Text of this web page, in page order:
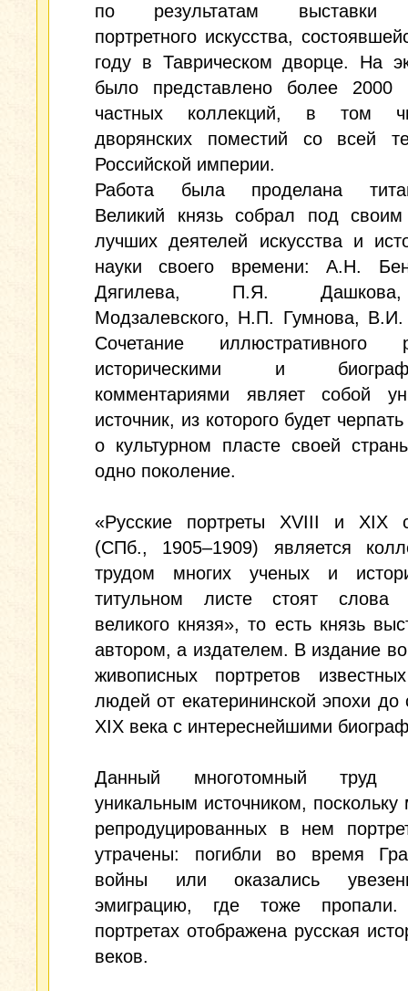
по результатам выставки
портретного искусства,
году в Таврическом дворце. На
было представлено более 2000
частных коллекций, в том
дворянских поместий со всей
Российской империи.
Работа была проделана
Великий князь собрал под
лучших деятелей искусства и
науки своего времени: А.Н.
Дягилева, П.Я.
Модзалевского, Н.П. Гумнова, В.И.
Сочетание
историческими и
комментариями являет собой
источник, из которого будет
о культурном пласте своей
одно поколение.
«Русские портреты XVIII и XIX
(СПб., 1905–1909) является
трудом многих ученых и
титульном листе стоят слова
великого князя», то есть князь
автором, а издателем. В издание
живописных портретов
людей от екатерининской эпохи до
XIX века с интереснейшими
Данный многотомный труд
уникальным источником, поскольку
репродуцированных в нем
утрачены: погибли во время
войны или оказались
эмиграцию, где тоже
портретах отображена русская
веков.